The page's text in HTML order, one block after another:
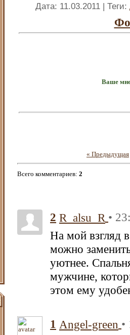
Дата: 11.03.2011 | Теги:
Ваше
« Предыдущая
Всего комментариев: 2
2 R_alsu_R •
На мой взгляд
можно
уютнее.
мужчине,
этом ему
1 Angel-green